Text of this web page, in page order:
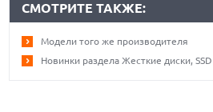
СМОТРИТЕ ТАКЖЕ:
Модели того же производителя
Новинки раздела Жесткие диски,